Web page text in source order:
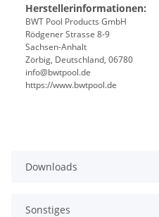
Herstellerinformationen:
BWT Pool Products GmbH
Rödgener Strasse 8-9
Sachsen-Anhalt
Zörbig, Deutschland, 06780
info@bwtpool.de
https://www.bwtpool.de
Downloads
Sonstiges